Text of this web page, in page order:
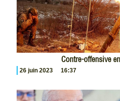
Contre-offensive
26 juin 2023 16:37